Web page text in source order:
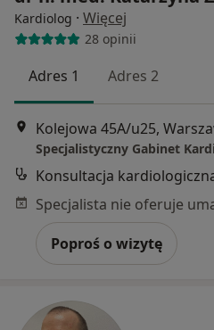
Kardiolog · Więcej
28 opinii
Adres 1 Adres 2
Kolejowa 45A/u25,
Specjalistyczny Gabinet
Konsultacja
Poproś o wizytę